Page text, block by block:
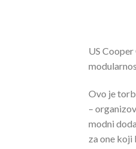
US
Ovo je
–
modni
za one koji